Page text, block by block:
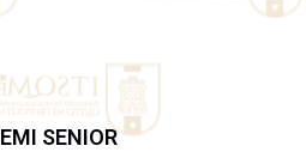
SENIOR